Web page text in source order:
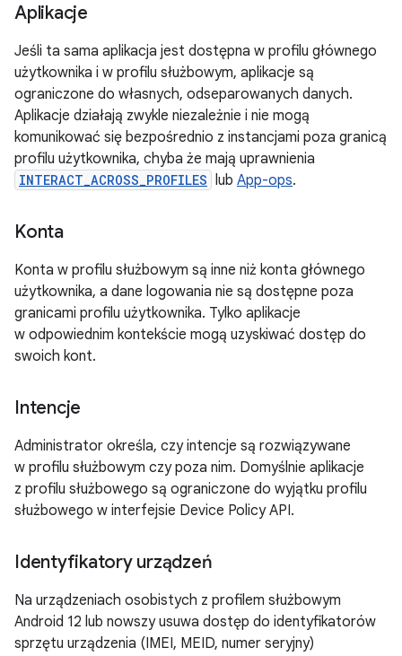
Aplikacje
Jeśli ta sama aplikacja jest dostępna w profilu głównego
użytkownika i w profilu służbowym, aplikacje są
ograniczone do własnych, odseparowanych danych.
Aplikacje działają zwykle niezależnie i nie mogą
komunikować się bezpośrednio z instancjami poza granicą
profilu użytkownika, chyba że mają uprawnienia
INTERACT_ACROSS_PROFILES lub App-ops.
Konta
Konta w profilu służbowym są inne niż konta głównego
użytkownika, a dane logowania nie są dostępne poza
granicami profilu użytkownika. Tylko aplikacje
w odpowiednim kontekście mogą uzyskiwać dostęp do
swoich kont.
Intencje
Administrator określa, czy intencje są rozwiązywane
w profilu służbowym czy poza nim. Domyślnie aplikacje
z profilu służbowego są ograniczone do wyjątku profilu
służbowego w interfejsie Device Policy API.
Identyfikatory urządzeń
Na urządzeniach osobistych z profilem służbowym
Android 12 lub nowszy usuwa dostęp do identyfikatorów
sprzętu urządzenia (IMEI, MEID, numer seryjny)